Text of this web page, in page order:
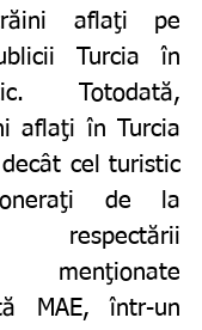
aflaţi pe
Turcia în
Totodată,
aflaţi în Turcia
cel turistic
de la
respectării
menţionate
MAE, într-un